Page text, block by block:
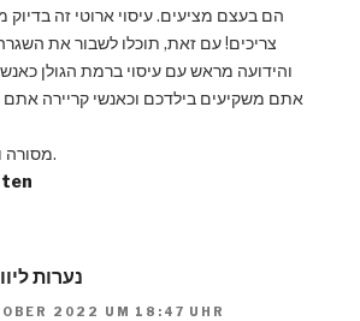
הם בעצם מציעים. עיסוי ארוטי זה
צריכים! עם זאת, תוכלו לשבור את
והידועה מראש עם עיסוי ברמת הגולן
אתם משקיעים בילדכם וכאנשי קריירה
מסורה ומקצועית.
נערות
2022 UM 18:47 UHR